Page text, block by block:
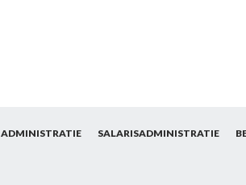
ADMINISTRATIE SALARISADMINISTRATIE